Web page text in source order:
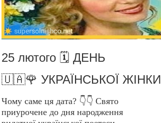
25 лютого 🗓️ ДЕНЬ
🇺🇦🌹 УКРАЇНСЬКОЇ ЖІНКИ
Чому саме ця дата? 👇👇 Свято
приурочене до дня народження